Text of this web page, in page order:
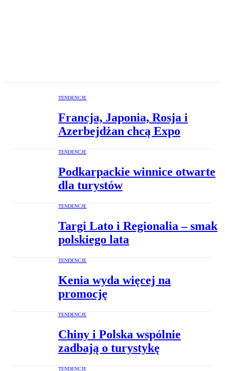
TENDENCJE
Francja, Japonia, Rosja i
Azerbejdżan chcą Expo
TENDENCJE
Podkarpackie winnice otwarte
dla turystów
TENDENCJE
Targi Lato i Regionalia – smak
polskiego lata
TENDENCJE
Kenia wyda więcej na
promocję
TENDENCJE
Chiny i Polska wspólnie
zadbają o turystykę
TENDENCJE